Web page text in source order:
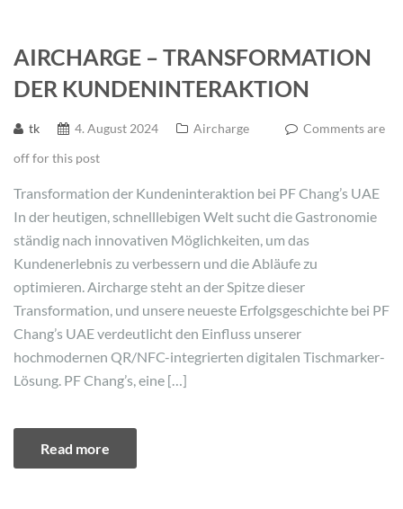
AIRCHARGE – TRANSFORMATION
DER KUNDENINTERAKTION
tk 4. August 2024 Aircharge
Comments are
off for this post
Transformation der Kundeninteraktion bei PF Chang’s UAE
In der heutigen, schnelllebigen Welt sucht die Gastronomie
ständig nach innovativen Möglichkeiten, um das
Kundenerlebnis zu verbessern und die Abläufe zu
optimieren. Aircharge steht an der Spitze dieser
Transformation, und unsere neueste Erfolgsgeschichte bei PF
Chang’s UAE verdeutlicht den Einfluss unserer
hochmodernen QR/NFC-integrierten digitalen Tischmarker-
Lösung. PF Chang’s, eine […]
Read more